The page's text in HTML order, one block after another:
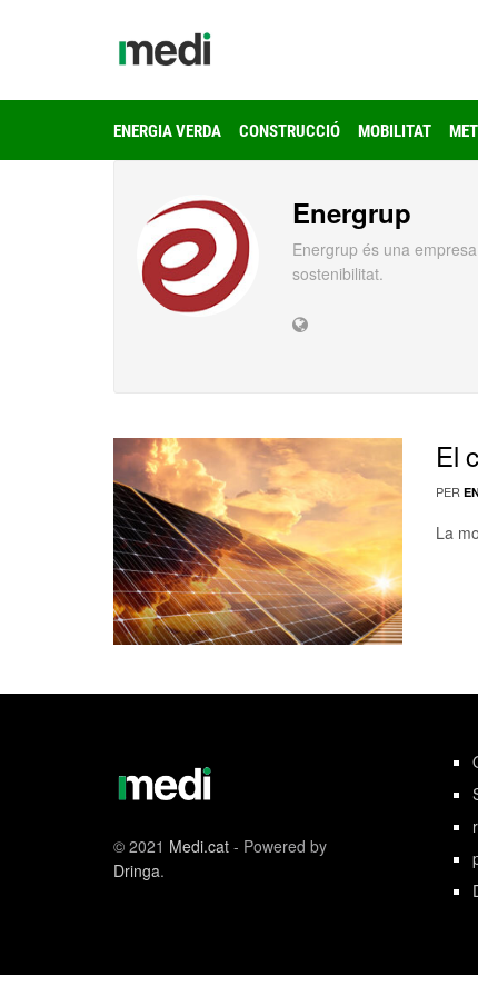
ENERGIA VERDA CONSTRUCCIÓ MOBILITAT
Energrup
Energrup és una
sostenibilitat.
El
PER
La
© 2021 Medi.cat - Powered by
Dringa.